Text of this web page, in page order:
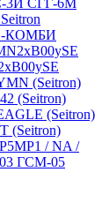
Seitron
КОМБИ
(Seitron)
(Seitron)
(Seitron)
(Seitron)
/ NA /
ГСМ-05